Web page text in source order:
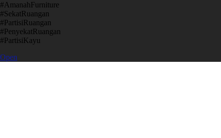
​#AmanahFurniture
​#SekatRuangan
​#PartisiRuangan
​#PenyekatRuangan
​#PartisiKayu
Open